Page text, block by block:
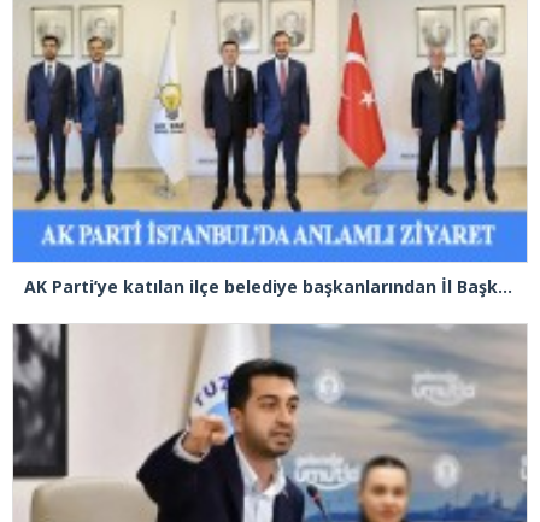
AK Parti’ye katılan ilçe belediye başkanlarından İl Başkanı Özdemir’e ziyaret